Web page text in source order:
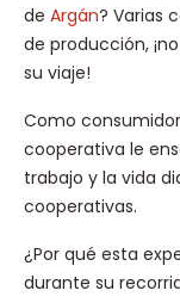
de Argán? Varias
de producción,
su viaje!
Como
cooperativa le
trabajo y la vida
cooperativas.
¿Por qué esta
durante su